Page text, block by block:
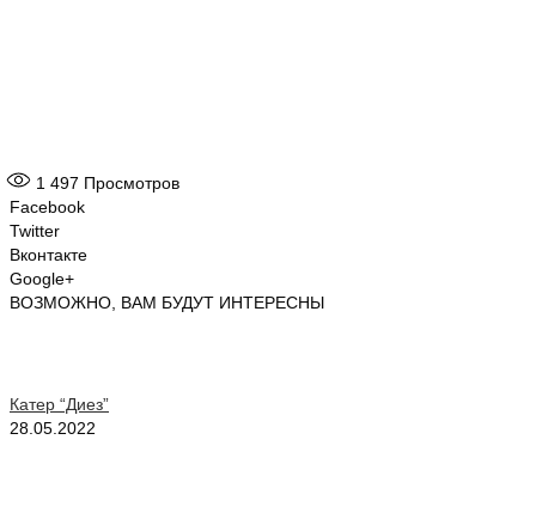
1 497 Просмотров
Facebook
Twitter
Вконтакте
Google+
ВОЗМОЖНО, ВАМ БУДУТ ИНТЕРЕСНЫ
Катер “Диез”
28.05.2022